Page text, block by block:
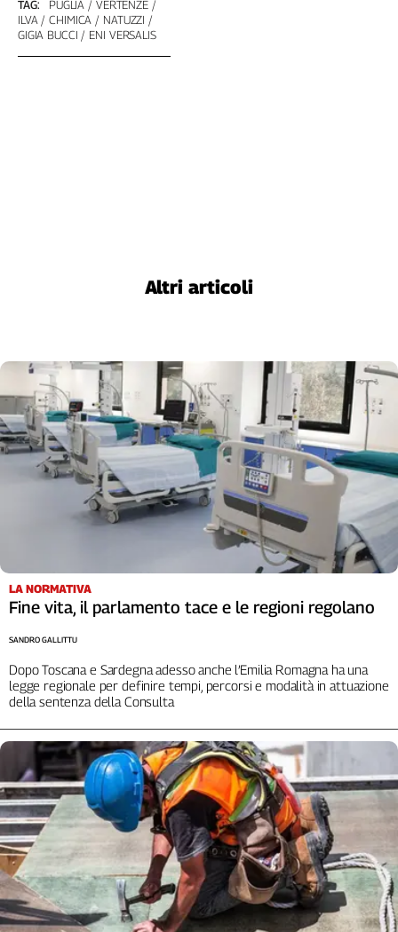
Cerca
TAG: PUGLIA
VERTENZE
ILVA
CHIMICA
NATUZZI
GIGIA BUCCI
ENI VERSALIS
Altri articoli
LA NORMATIVA
Fine vita, il parlamento tace e le regioni regolano
Dopo Toscana e Sardegna adesso anche l’Emilia Romagna ha una
legge regionale per definire tempi, percorsi e modalità in attuazione
della sentenza della Consulta
SANDRO GALLITTU